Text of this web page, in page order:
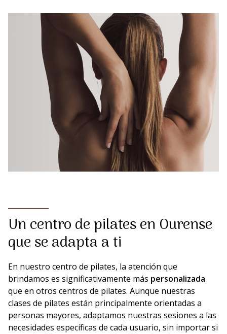
Un centro de pilates en Ourense
que se adapta a ti
En nuestro centro de pilates, la atención que
brindamos es significativamente más personalizada
que en otros centros de pilates. Aunque nuestras
clases de pilates están principalmente orientadas a
personas mayores, adaptamos nuestras sesiones a las
necesidades específicas de cada usuario, sin importar si